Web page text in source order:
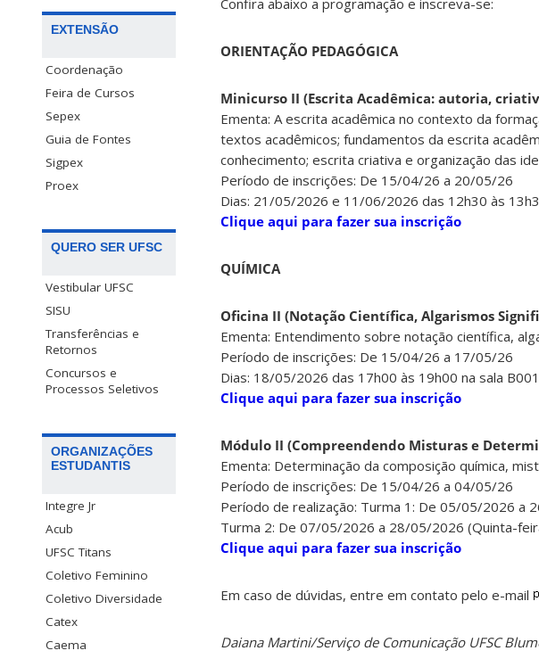
EXTENSÃO
Coordenação
Feira de Cursos
Sepex
Guia de Fontes
Sigpex
Proex
QUERO SER UFSC
Vestibular UFSC
SISU
Transferências e
Retornos
Concursos e
Processos Seletivos
ORGANIZAÇÕES
ESTUDANTIS
Integre Jr
Acub
UFSC Titans
Coletivo Feminino
Coletivo Diversidade
Catex
Caema
Confira abaixo a programação e inscreva-se:
ORIENTAÇÃO PEDAGÓGICA
Minicurso II (Escrita Acadêmica: autoria,
Ementa: A escrita acadêmica no contexto da
textos acadêmicos; fundamentos da escrita
conhecimento; escrita criativa e organização das
Período de inscrições: De 15/04/26 a 20/05/26
Dias: 21/05/2026 e 11/06/2026 das 12h30 às
Clique aqui para fazer sua inscrição
QUÍMICA
Oficina II (Notação Científica, Algarismos
Ementa: Entendimento sobre notação científica,
Período de inscrições: De 15/04/26 a 17/05/26
Dias: 18/05/2026 das 17h00 às 19h00 na sala B001
Clique aqui para fazer sua inscrição
Módulo II (Compreendendo Misturas e
Ementa: Determinação da composição química,
Período de inscrições: De 15/04/26 a 04/05/26
Período de realização: Turma 1: De 05/05/2026 a
Turma 2: De 07/05/2026 a 28/05/2026 (Quinta-
Clique aqui para fazer sua inscrição
Em caso de dúvidas, entre em contato pelo e-mail
Daiana Martini/Serviço de Comunicação UFSC